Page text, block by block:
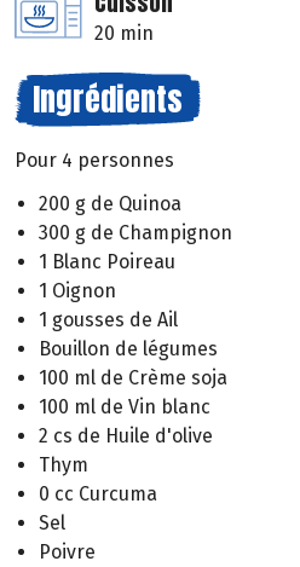
20 min
Ingrédients
Pour 4 personnes
200 g de Quinoa
300 g de Champignon
1 Blanc Poireau
1 Oignon
1 gousses de Ail
Bouillon de légumes
100 ml de Crème soja
100 ml de Vin blanc
2 cs de Huile d'olive
Thym
0 cc Curcuma
Sel
Poivre